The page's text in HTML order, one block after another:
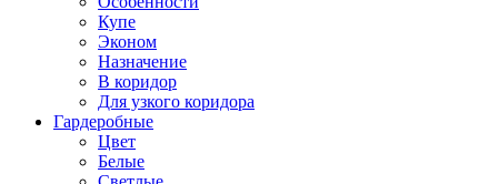
Купе
Эконом
Назначение
В коридор
Для узкого коридора
Гардеробные
Цвет
Белые